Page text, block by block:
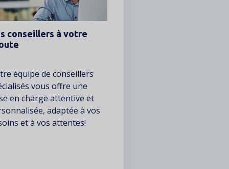
conseillers à votre
équipe de conseillers
vous offre une
en charge attentive et
adaptée à vos
et à vos attentes!